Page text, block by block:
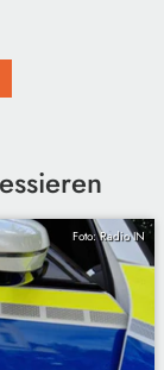
Foto: Radio IN